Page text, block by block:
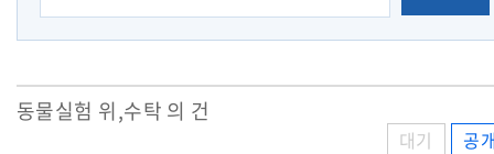
동물실험 위,수탁 의 건
대기
공